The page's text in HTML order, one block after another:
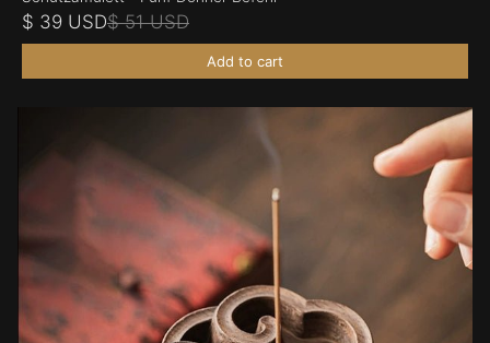
$ 39 USD$ 51 USD
Add to cart